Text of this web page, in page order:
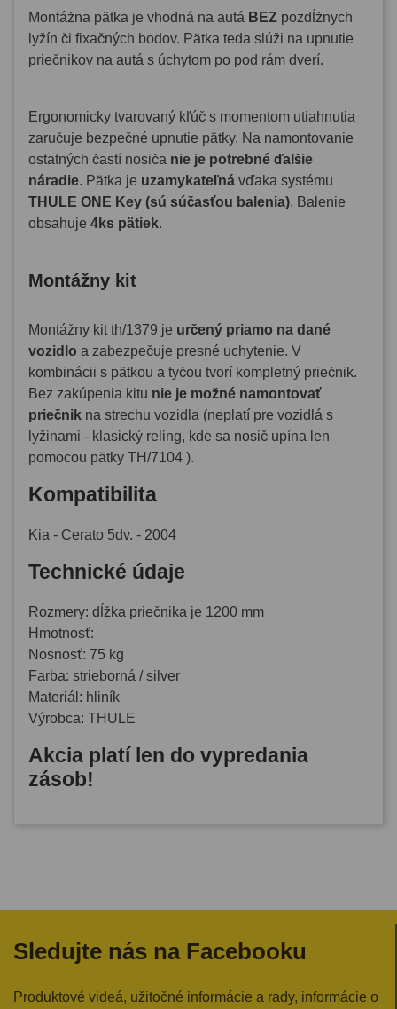
Montážna pätka je vhodná na autá BEZ pozdĺžnych
lyžín či fixačných bodov. Pätka teda slúži na upnutie
priečnikov na autá s úchytom po pod rám dverí.
Ergonomicky tvarovaný kľúč s momentom utiahnutia
zaručuje bezpečné upnutie pätky. Na namontovanie
ostatných častí nosiča nie je potrebné ďalšie
náradie. Pätka je uzamykateľná vďaka systému
THULE ONE Key (sú súčasťou balenia). Balenie
obsahuje 4ks pätiek.
Montážny kit
Montážny kit th/1379 je určený priamo na dané
vozidlo a zabezpečuje presné uchytenie. V
kombinácii s pätkou a tyčou tvorí kompletný priečnik.
Bez zakúpenia kitu nie je možné namontovať
priečnik na strechu vozidla (neplatí pre vozidlá s
lyžinami - klasický reling, kde sa nosič upína len
pomocou pätky TH/7104 ).
Kompatibilita
Kia - Cerato 5dv. - 2004
Technické údaje
Rozmery: dĺžka priečnika je 1200 mm
Hmotnosť:
Nosnosť: 75 kg
Farba: strieborná / silver
Materiál: hliník
Výrobca: THULE
Akcia platí len do vypredania
zásob!
Sledujte nás na Facebooku
Produktové videá, užitočné informácie a rady, informácie o